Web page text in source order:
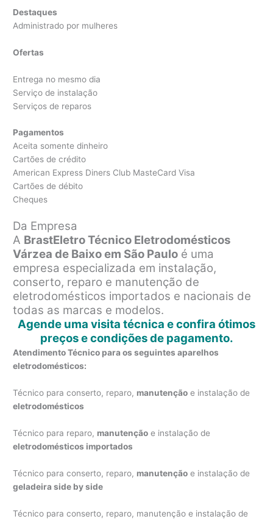
Destaques
Administrado por mulheres
Ofertas
Entrega no mesmo dia
Serviço de instalação
Serviços de reparos
Pagamentos
Aceita somente dinheiro
Cartões de crédito
American Express Diners Club MasteCard Visa
Cartões de débito
Cheques
Da Empresa
A BrastEletro Técnico Eletrodomésticos
Várzea de Baixo em São Paulo é uma
empresa especializada em instalação,
conserto, reparo e manutenção de
eletrodomésticos importados e nacionais de
todas as marcas e modelos.
Agende uma visita técnica e confira ótimos
preços e condições de pagamento.
Atendimento Técnico para os seguintes aparelhos
eletrodomésticos:
Técnico para conserto, reparo, manutenção e instalação de
eletrodomésticos
Técnico para reparo, manutenção e instalação de
eletrodomésticos importados
Técnico para conserto, reparo, manutenção e instalação de
geladeira side by side
Técnico para conserto, reparo, manutenção e instalação de